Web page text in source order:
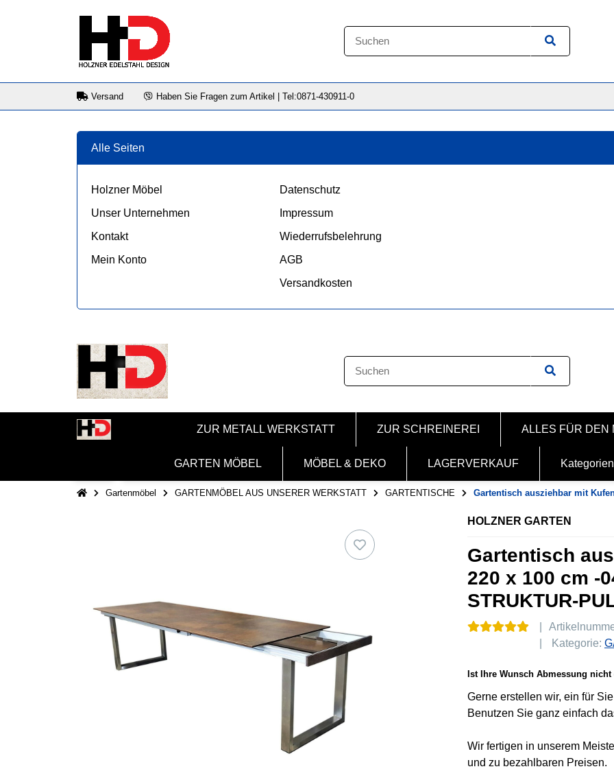
Versand Haben Sie Fragen zum Artikel | Tel:0871-430911-0
Alle Seiten
Holzner Möbel
Unser Unternehmen
Kontakt
Mein Konto
Datenschutz
Impressum
Wiederrufsbelehrung
AGB
Versandkosten
ZUR METALL WERKSTATT ZUR SCHREINEREI ALLES FÜR DEN
GARTEN MÖBEL MÖBEL & DEKO LAGERVERKAUF Kategorien
Gartenmöbel GARTENMÖBEL AUS UNSERER WERKSTATT GARTENTISCHE Gartentisch ausziehbar mit
HOLZNER GARTEN
Gartentisch
220 x 100 cm -
STRUKTUR-
Kategorie:
Ist Ihre Wunsch Abmessung nicht
Gerne erstellen wir, ein für
Benutzen Sie ganz einfach
Wir fertigen in unserem
und zu bezahlbaren Preisen.